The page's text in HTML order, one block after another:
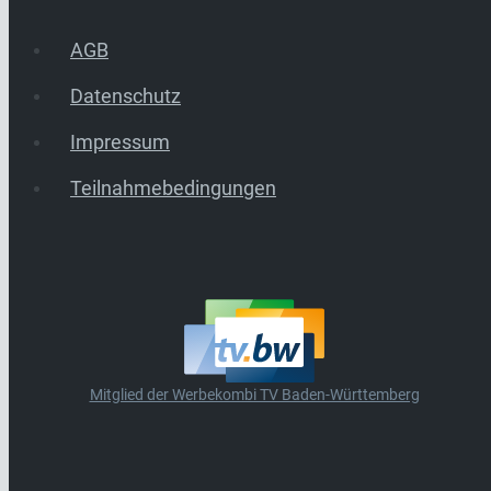
AGB
Datenschutz
Impressum
Teilnahmebedingungen
Mitglied der Werbekombi TV Baden-Württemberg